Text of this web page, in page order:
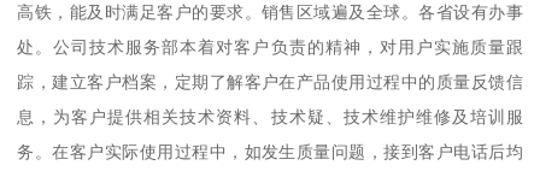
高铁，能及时满足客户的要求。销售区域遍及全球。各省设有办事
处。公司技术服务部本着对客户负责的精神，对用户实施质量跟
踪，建立客户档案，定期了解客户在产品使用过程中的质量反馈信
息，为客户提供相关技术资料、技术疑、技术维护维修及培训服
务。在客户实际使用过程中，如发生质量问题，接到客户电话后均